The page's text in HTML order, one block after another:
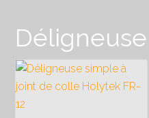
Déligneuse